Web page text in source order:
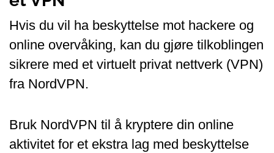
Hvis du vil ha beskyttelse mot hackere og
online overvåking, kan du gjøre tilkoblingen
sikrere med et virtuelt privat nettverk (VPN)
fra NordVPN.
Bruk NordVPN til å kryptere din online
aktivitet for et ekstra lag med beskyttelse